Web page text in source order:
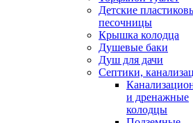
Детские
песочницы
Крышка колодца
Душевые баки
Душ для дачи
Септики,
и дренажные
колодцы